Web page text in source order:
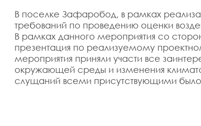
В поселке Зафаробод, в рамках
требований по проведению оценки
В рамках данного мероприятия со
презентация по реализуемому
мероприятия приняли участи все
окружающей среды и изменения
слущаний всеми присутствующими